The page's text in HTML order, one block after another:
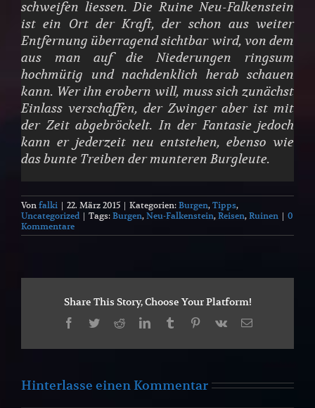
schweifen liessen. Die Ruine Neu-Falkenstein
ist ein Ort der Kraft, der schon aus weiter
Entfernung überragend sichtbar wird, von dem
aus man auf die Niederungen ringsum
hochmütig und nachdenklich herab schauen
kann. Wer ihn erobern will, muss sich zunächst
Einlass verschaffen, der Zwinger aber ist mit
der Zeit abgebröckelt. In der Fantasie jedoch
kann er jederzeit neu entstehen, ebenso wie
das bunte Treiben der munteren Burgleute.
Von falki | 22. März 2015 | Kategorien: Burgen, Tipps,
Uncategorized | Tags: Burgen, Neu-Falkenstein, Reisen, Ruinen | 0
Kommentare
Share This Story, Choose Your Platform!
Facebook
TwitterRedditLinkedInTumblrPinterest
Vk
E-
Hinterlasse einen Kommentar